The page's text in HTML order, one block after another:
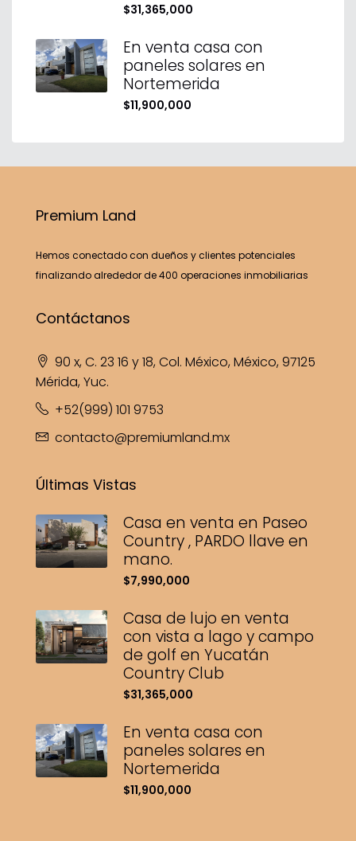
$31,365,000
En venta casa con
paneles solares en
Nortemerida
$11,900,000
Premium Land
Hemos conectado con dueños y clientes potenciales
finalizando alrededor de 400 operaciones inmobiliarias
Contáctanos
90 x, C. 23 16 y 18, Col. México, México, 97125
Mérida, Yuc.
+52(999) 101 9753
contacto@premiumland.mx
Últimas Vistas
Casa en venta en Paseo
Country , PARDO llave en
mano.
$7,990,000
Casa de lujo en venta
con vista a lago y campo
de golf en Yucatán
Country Club
$31,365,000
En venta casa con
paneles solares en
Nortemerida
$11,900,000